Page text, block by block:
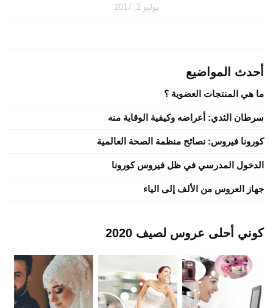
يوليو 2, 2017
أحدث المواضيع
ما هي المنتجات العضوية ؟
سرطان الثدي: أعراضه وكيفية الوقاية منه
كورونا فيروس: نصائح منظمة الصحة العالمية
الدخول المدرسي في ظل فيروس كورونا
جهاز العروس من الألف إلى الياء
كوني أحلى عروس لصيف 2020